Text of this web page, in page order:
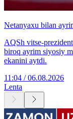
Netanyaxu bilan
AQSh vitse-
biroq ayrim siyosiy
ekanini aytdi.
11:04 / 06.08.2026
Lenta